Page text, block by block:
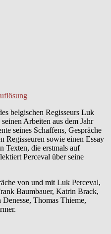
belgischen Regisseurs Luk
Arbeiten aus dem Jahr
seines Schaffens, Gespräche
Regisseuren sowie einen Essay
Texten, die erstmals auf
Perceval über seine
von und mit Luk Perceval,
Baumbauer, Katrin Brack,
Thomas Thieme,